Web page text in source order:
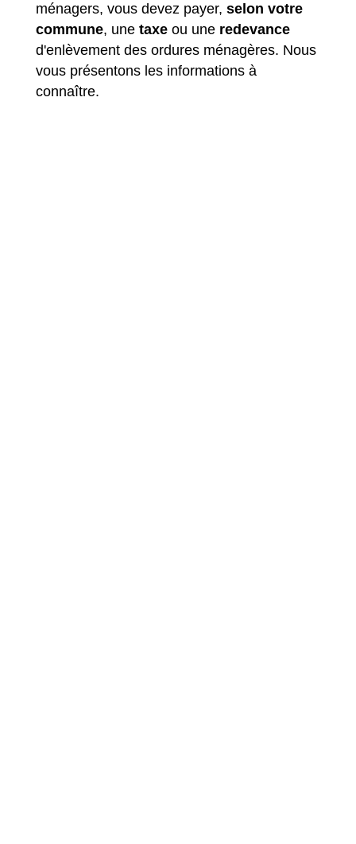
ménagers, vous devez payer, selon votre
commune, une taxe ou une redevance
d'enlèvement des ordures ménagères. Nous
vous présentons les informations à
connaître.